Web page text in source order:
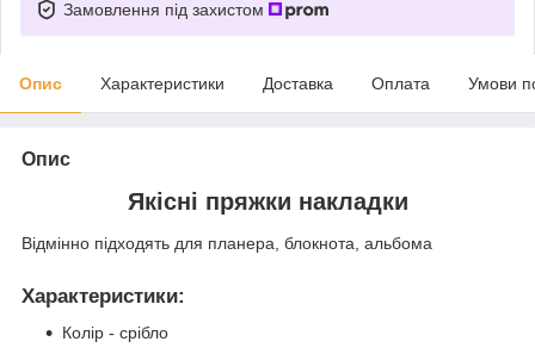
Замовлення під захистом
Опис Характеристики Доставка Оплата Умови
Опис
Якісні пряжки накладки
Відмінно підходять для планера, блокнота, альбома
Характеристики:
Колір - срібло